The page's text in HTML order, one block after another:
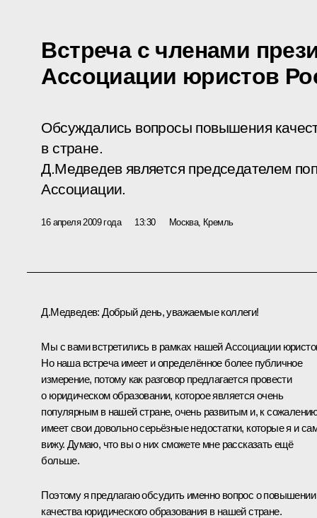
Встреча с членами
Ассоциации юристов
Обсуждались вопросы повышения
в стране.
Д.Медведев является председателем
Ассоциации.
16 апреля 2009 года 13:30 Москва, Кремль
Д.Медведев: Добрый день, уважаемые коллеги!
Мы с вами встретились в рамках нашей Ассоциации
Но наша встреча имеет и определённое более публичное
измерение, потому как разговор предлагается провести
о юридическом образовании, которое является очень
популярным в нашей стране, очень развитым и, к
имеет свои довольно серьёзные недостатки, которые я и
вижу. Думаю, что вы о них сможете мне рассказать ещё
больше.
Поэтому я предлагаю обсудить именно вопрос о повышении
качества юридического образования в нашей стране.